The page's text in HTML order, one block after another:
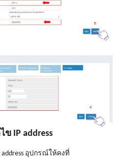
ข IP address
address อุปกรณ์ให้คงที่